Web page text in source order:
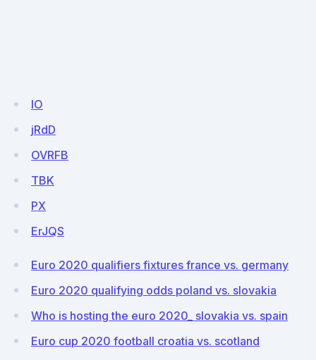
lO
jRdD
OVRFB
TBK
PX
ErJQS
Euro 2020 qualifiers fixtures france vs. germany
Euro 2020 qualifying odds poland vs. slovakia
Who is hosting the euro 2020_ slovakia vs. spain
Euro cup 2020 football croatia vs. scotland